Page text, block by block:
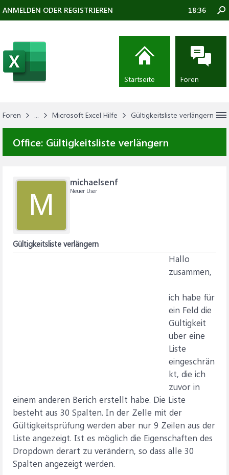
Foren ... Microsoft Excel Hilfe Gültigkeitsliste verlängern
Office: Gültigkeitsliste verlängern
M
michaelsenf
Neuer User
Gültigkeitsliste verlängern
Hallo
zusammen,
ich habe für
ein Feld die
Gültigkeit
über eine
Liste
eingeschrän
kt, die ich
zuvor in
einem anderen Berich erstellt habe. Die Liste
besteht aus 30 Spalten. In der Zelle mit der
Gültigkeitsprüfung werden aber nur 9 Zeilen aus der
Liste angezeigt. Ist es möglich die Eigenschaften des
Dropdown derart zu verändern, so dass alle 30
Spalten angezeigt werden.
ANMELDEN ODER REGISTRIEREN 18:36
Startseite Foren